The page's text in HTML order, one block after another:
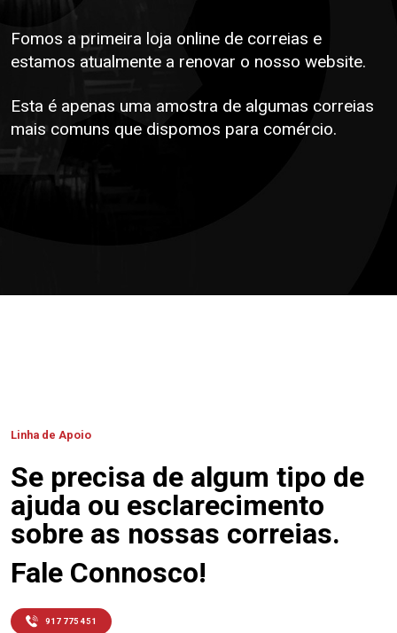
Fomos a primeira loja online de correias e
estamos atualmente a renovar o nosso website.
Esta é apenas uma amostra de algumas correias
mais comuns que dispomos para comércio.
Linha de Apoio
Se precisa de algum tipo de
ajuda ou esclarecimento
sobre as nossas correias.
Fale Connosco!
917 775 451